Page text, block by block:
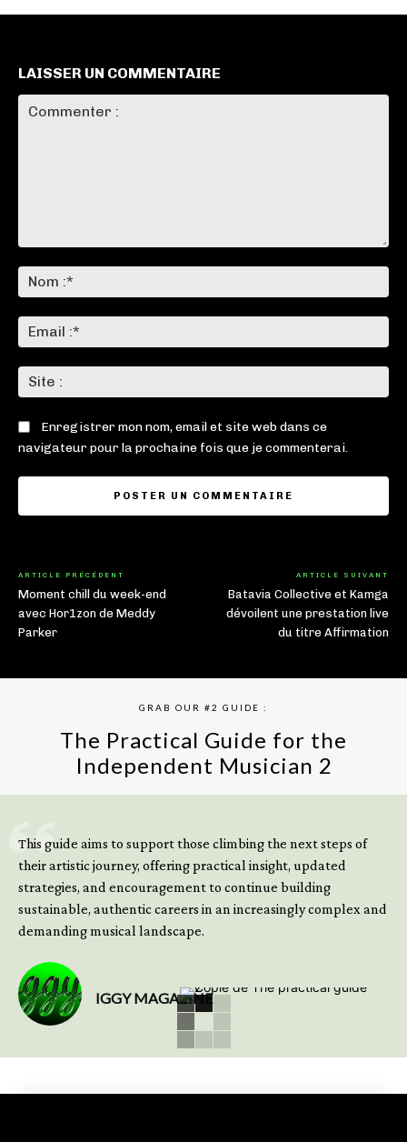
LAISSER UN COMMENTAIRE
:*
:*
:
Enregistrer mon nom, email et site web dans ce
navigateur pour la prochaine fois que je commenterai.
ARTICLE PRÉCÉDENT
Moment chill du week-end
avec Hor1zon de Meddy
Parker
ARTICLE SUIVANT
Batavia Collective et Kamga
dévoilent une prestation live
du titre Affirmation
GRAB OUR #2 GUIDE :
The Practical Guide for the
Independent Musician 2
This guide aims to support those climbing the next steps of
their artistic journey, offering practical insight, updated
strategies, and encouragement to continue building
sustainable, authentic careers in an increasingly complex and
demanding musical landscape.
IGGY MAGAZINE